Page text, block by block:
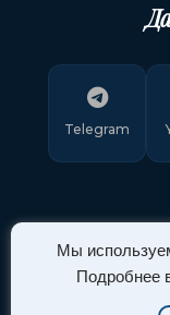
Мы
Подробнее
Telegram